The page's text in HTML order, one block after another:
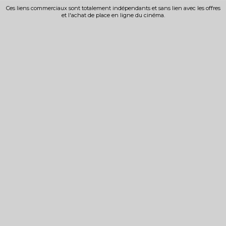
Ces liens commerciaux sont totalement indépendants et sans lien avec les offres
et l'achat de place en ligne du cinéma.